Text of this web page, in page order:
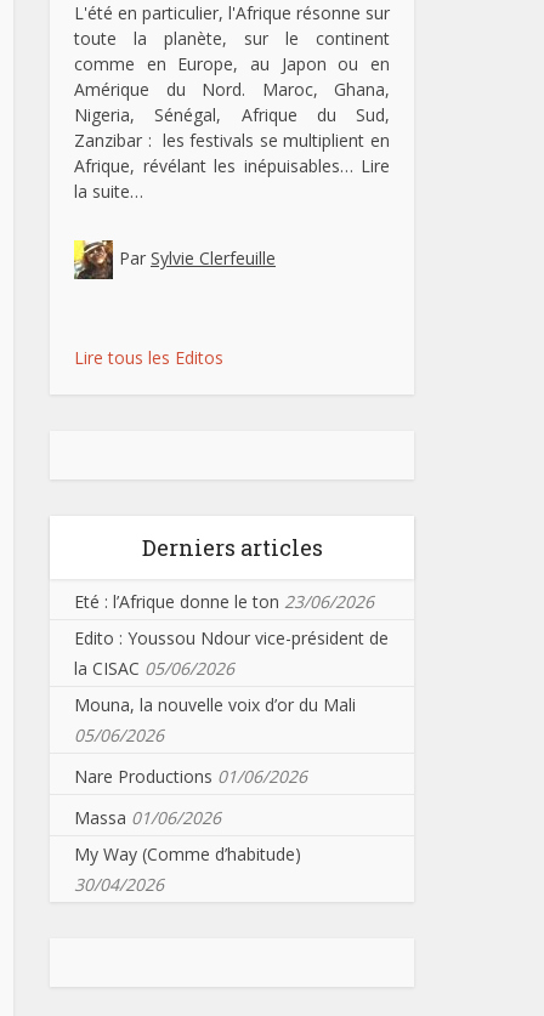
L'été en particulier, l'Afrique résonne sur
toute la planète, sur le continent
comme en Europe, au Japon ou en
Amérique du Nord. Maroc, Ghana,
Nigeria, Sénégal, Afrique du Sud,
Zanzibar : les festivals se multiplient en
Afrique, révélant les inépuisables… Lire
la suite…
Par Sylvie Clerfeuille
Lire tous les Editos
Derniers articles
Eté : l’Afrique donne le ton 23/06/2026
Edito : Youssou Ndour vice-président de
la CISAC 05/06/2026
Mouna, la nouvelle voix d’or du Mali
05/06/2026
Nare Productions 01/06/2026
Massa 01/06/2026
My Way (Comme d’habitude)
30/04/2026